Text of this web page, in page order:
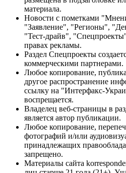
материала.
Новости с пометками
"Заявление", "Регионы",
"Тест-драйв",
правах рекламы.
Раздел Спецпроекты
коммерческими партнерами.
Любое копирование,
другое распространение
ссылку на "Интерфакс-
воспрещается.
Владелец веб-страницы в
является автор публикации.
Любое копирование,
фотографий и/или
принадлежащих
запрещено.
Материалы сайта